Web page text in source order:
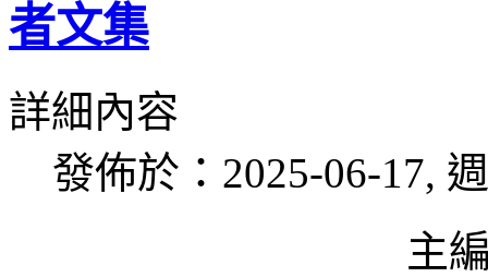
者文集
詳細內容
發佈於：2025-06-17,
主